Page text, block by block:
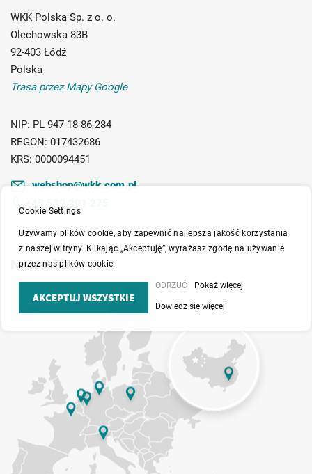
WKK Polska Sp. z o. o.
Olechowska 83B
92-403 Łódź
Polska
Trasa przez Mapy Google
NIP: PL 947-18-86-284
REGON: 017432686
KRS: 0000094451
webshop@wkk.com.pl
Nasze biura
Cookie Settings
Używamy plików cookie, aby zapewnić najlepszą jakość korzystania
z naszej witryny. Klikając „Akceptuję”, wyrażasz zgodę na używanie
przez nas plików cookie.
AKCEPTUJ WSZYSTKIE
ODRZUĆ Pokaż więcej
Dowiedz się więcej